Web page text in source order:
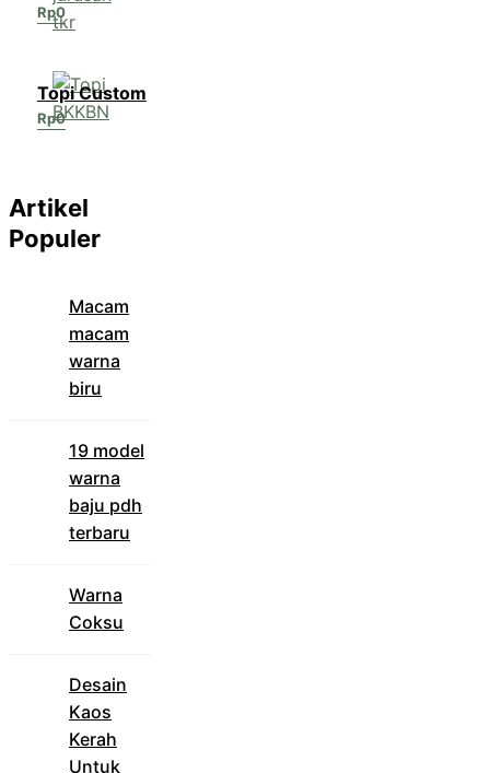
Rp0
Topi Custom
Rp0
Artikel
Populer
Macam
macam
warna
biru
19 model
warna
baju pdh
terbaru
Warna
Coksu
Desain
Kaos
Kerah
Untuk